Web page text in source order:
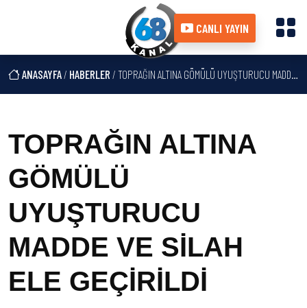
CANLI YAYIN
ANASAYFA/ HABERLER / TOPRAĞIN ALTINA GÖMÜLÜ UYUŞTURUCU MADDE VE SİLAH ELE GEÇİRİLDİ
TOPRAĞIN ALTINA
GÖMÜLÜ
UYUŞTURUCU
MADDE VE SİLAH
ELE GEÇİRİLDİ